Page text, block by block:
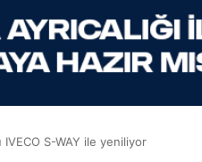
S-WAY ile yeniliyor